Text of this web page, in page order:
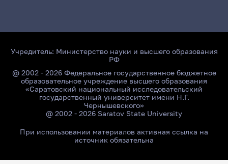
Учредитель: Министерство науки и высшего образования
РФ
@ 2002 - 2026 Федеральное государственное бюджетное
образовательное учреждение высшего образования
«Саратовский национальный исследовательский
государственный университет имени Н.Г.
Чернышевского»
@ 2002 - 2026 Saratov State University
При использовании материалов активная ссылка на
источник обязательна